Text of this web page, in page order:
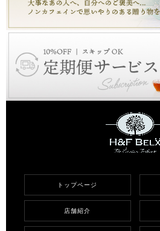
トップページ
店舗紹介